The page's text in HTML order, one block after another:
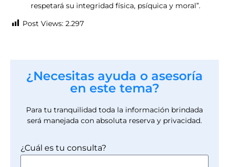
respetará su integridad física, psíquica y moral”.
Post Views: 2.297
¿Necesitas ayuda o asesoría
en este tema?
Para tu tranquilidad toda la información brindada
será manejada con absoluta reserva y privacidad.
¿Cuál es tu consulta?